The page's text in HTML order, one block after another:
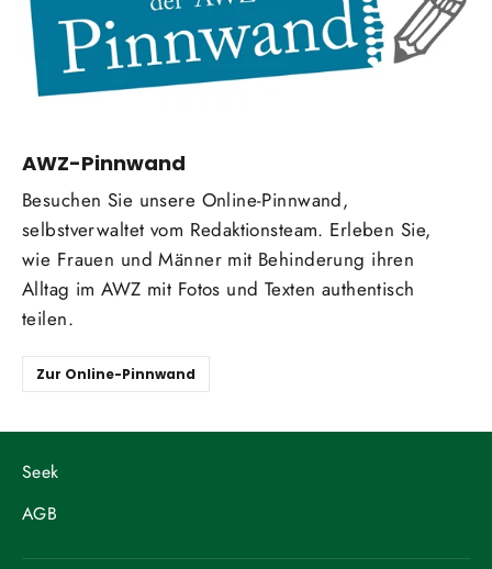
AWZ-Pinnwand
Besuchen Sie unsere Online-Pinnwand,
selbstverwaltet vom Redaktionsteam. Erleben Sie,
wie Frauen und Männer mit Behinderung ihren
Alltag im AWZ mit Fotos und Texten authentisch
teilen.
Zur Online-Pinnwand
Seek
AGB